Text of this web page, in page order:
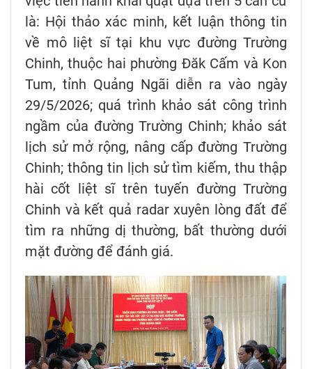
là: Hội thảo xác minh, kết luận thông tin
về mô liệt sĩ tại khu vực đường Trường
Chinh, thuộc hai phường Đăk Cấm và Kon
Tum, tỉnh Quảng Ngãi diễn ra vào ngày
29/5/2026; quá trình khảo sát công trình
ngầm của đường Trường Chinh; khảo sát
lịch sử mở rộng, nâng cấp đường Trường
Chinh; thông tin lịch sử tìm kiếm, thu thập
hài cốt liệt sĩ trên tuyến đường Trường
Chinh và kết quả radar xuyên lòng đất để
tìm ra những dị thường, bất thường dưới
mặt đường để đánh giá.